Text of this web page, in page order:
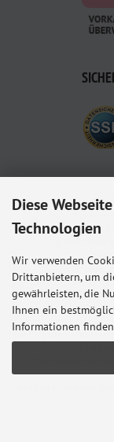
Babyshop.de - euer
Kindersitze,
Alle Preise inkl.
entsprechen dem
* Gilt für Lieferungen
© 2026 Babyshop
Diese
Technologien
Wir verwenden
Drittanbietern, um
gewährleisten, die
Ihnen ein
Informationen